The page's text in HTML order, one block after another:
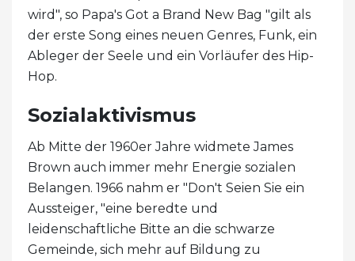
wird", so Papa's Got a Brand New Bag "gilt als
der erste Song eines neuen Genres, Funk, ein
Ableger der Seele und ein Vorläufer des Hip-
Hop.
Sozialaktivismus
Ab Mitte der 1960er Jahre widmete James
Brown auch immer mehr Energie sozialen
Belangen. 1966 nahm er "Don't Seien Sie ein
Aussteiger, "eine beredte und
leidenschaftliche Bitte an die schwarze
Gemeinde, sich mehr auf Bildung zu